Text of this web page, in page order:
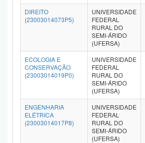
DIREITO
(23003014073P5)
UNIVERSIDADE
FEDERAL
RURAL DO
SEMI-ÁRIDO
(UFERSA)
ECOLOGIA E
CONSERVAÇÃO
(23003014019P0)
UNIVERSIDADE
FEDERAL
RURAL DO
SEMI-ÁRIDO
(UFERSA)
ENGENHARIA
ELÉTRICA
(23003014017P8)
UNIVERSIDADE
FEDERAL
RURAL DO
SEMI-ÁRIDO
(UFERSA)